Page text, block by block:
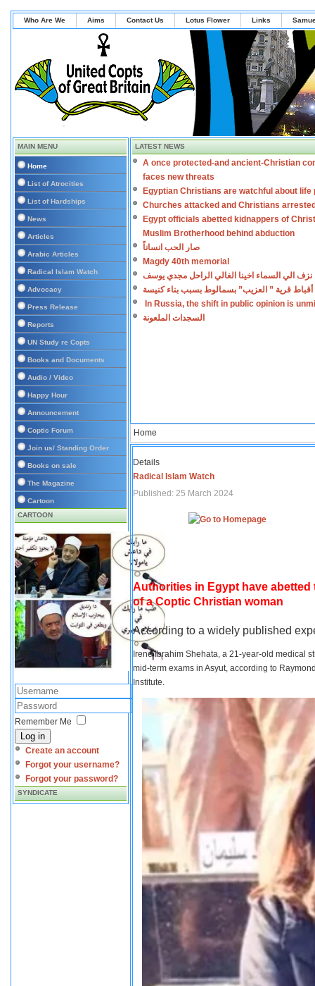
Who Are We Aims Contact Us Lotus Flower Links
MAIN MENU
Home
List of Atrocities
List of Hardships
News
Articles
Arabic Articles
Radical Islam Watch
Advocacy
Press Release
Reports
UN Study re Copts
Books and Documents
Audio / Video
Happy Hour
Announcement
Coptic Forum
Join us/ Standing Order
Books on sale
The Magazine
Cartoon
CARTOON
Remember Me
Log in
Create an account
Forgot your username?
Forgot your password?
SYNDICATE
LATEST NEWS
A once protected-and ancient-Christian
faces new threats
Egyptian Christians are watchful about life
Churches attacked and Christians
Egypt officials abetted kidnappers of
Muslim Brotherhood behind abduction
صار الحب انساناً
Magdy 40th memorial
نزف الي السماء اخينا الغالي الراحل مجدي يوسف
أقباط قرية ” العزيب” بسمالوط بسبب بناء كنيسة
In Russia, the shift in public opinion is
السجدات الملعونة
Home
Details
Radical Islam Watch
Published: 25 March 2024
Authorities in Egypt have
of a Coptic Christian woman
According to a widely published
Irene Ibrahim Shehata, a 21-year-old medical
mid-term exams in Asyut, according to
Institute.